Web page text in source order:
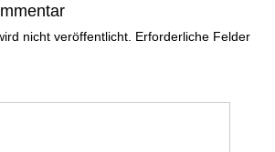
nicht veröffentlicht. Erforderliche Felder